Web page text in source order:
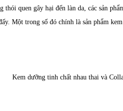
thói quen gây hại đến làn da, các sản
Một trong số đó chính là sản phẩm
Kem dưỡng tinh chất nhau thai và